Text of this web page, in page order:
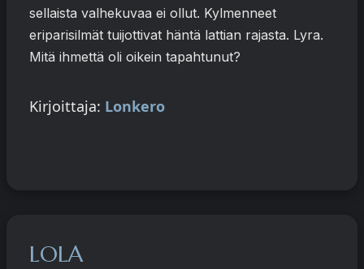
sellaista valhekuvaa ei ollut. Kylmenneet
eriparisilmät tuijottivat häntä lattian rajasta. Lyra.
Mitä ihmettä oli oikein tapahtunut?
Kirjoittaja: Lonkero
LOLA